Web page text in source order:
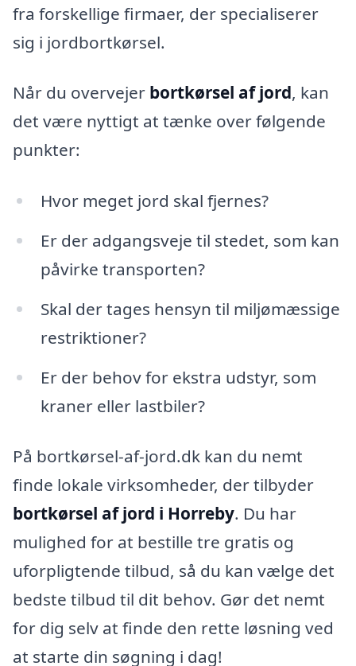
fra forskellige firmaer, der specialiserer
sig i jordbortkørsel.
Når du overvejer bortkørsel af jord, kan
det være nyttigt at tænke over følgende
punkter:
Hvor meget jord skal fjernes?
Er der adgangsveje til stedet, som kan
påvirke transporten?
Skal der tages hensyn til miljømæssige
restriktioner?
Er der behov for ekstra udstyr, som
kraner eller lastbiler?
På bortkørsel-af-jord.dk kan du nemt
finde lokale virksomheder, der tilbyder
bortkørsel af jord i Horreby. Du har
mulighed for at bestille tre gratis og
uforpligtende tilbud, så du kan vælge det
bedste tilbud til dit behov. Gør det nemt
for dig selv at finde den rette løsning ved
at starte din søgning i dag!